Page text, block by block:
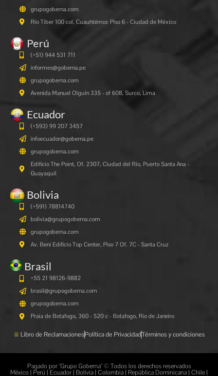
grupogoberna.com
Río Tiber 100 col. Cuauhtémoc Piso 6 - Ciudad de México
Perú
(+51) 944 531 711
informes@goberna.pe
grupogoberna.com
Avenida Manuel Olguín 335 - of 608, Surco, Lima
Ecuador
(+593) 99 207 3457
infoecuador@goberna.pe
grupogoberna.com
Edificio The Point, Of. 2307, Ciudad del Río, Puerto Santa Ana -
Guayaquil
Bolivia
(+591) 78814740
bolivia@grupogoberna.com
grupogoberna.com
Av. Beni Edificio Top Center, Piso 7 Of. 7C - Santa Cruz
Brasil
+55 21 98126-9882
brasil@grupogoberna.com
grupogoberna.com
Praia de Botafogo, 360 - 520 c - Botafogo, Rio de Janeiro
Libro de ReclamacionesPolítica de PrivacidadTérminos y condiciones
Pagado por "Grupo Goberna" © Todos los derechos reservados
México | Perú | Ecuador | Bolivia | Colombia | República Dominicana | Chile |